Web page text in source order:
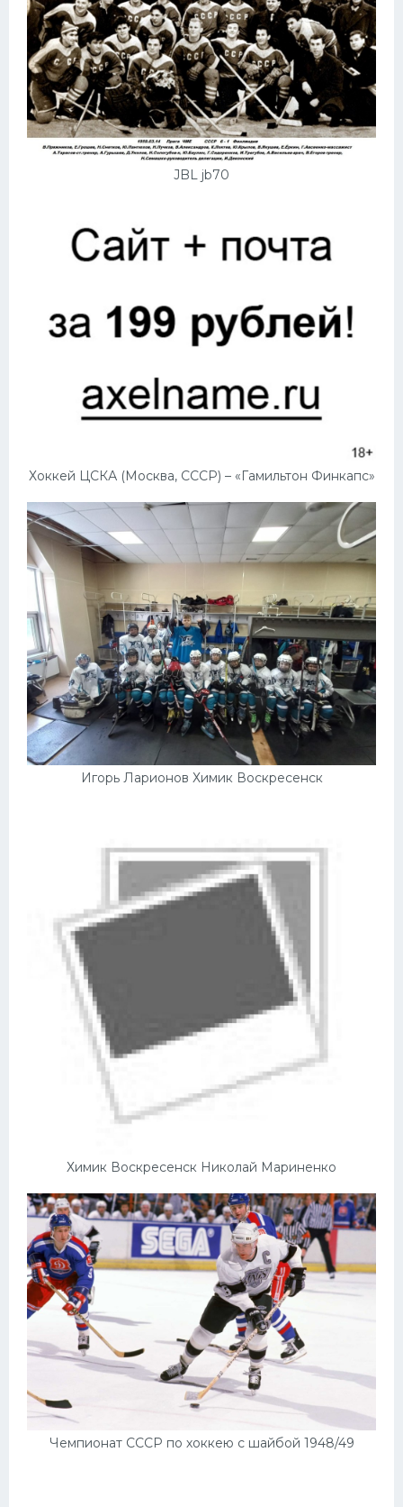
JBL jb70
Хоккей ЦСКА (Москва, СССР) – «Гамильтон Финкапс»
Игорь Ларионов Химик Воскресенск
Химик Воскресенск Николай Мариненко
Чемпионат СССР по хоккею с шайбой 1948/49